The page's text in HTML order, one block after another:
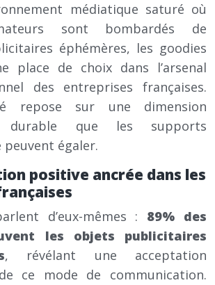
médiatique saturé où
sont bombardés de
éphémères, les goodies
place de choix dans l’arsenal
des entreprises françaises.
repose sur une dimension
que les supports
peuvent égaler.
positive ancrée dans les
d’eux-mêmes : 89% des
les objets publicitaires
, révélant une acceptation
ce mode de communication.